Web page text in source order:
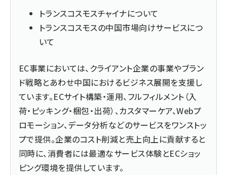
トランスコスモスチャイナについて
トランスコスモスの中国市場向けサービスにつ
いて
EC事業においては、クライアント企業の事業やブラン
ド戦略とあわせ中国におけるビジネス展開を支援し
ています。ECサイト構築・運用、フルフィルメント（入
荷・ピッキング・梱包・出荷）、カスタマーケア、Webプ
ロモーション、データ分析などのサービスをワンストッ
プで提供。企業のコスト削減と売上向上に貢献すると
同時に、消費者には最適なサービス体験とECショッ
ピング環境を提供しています。